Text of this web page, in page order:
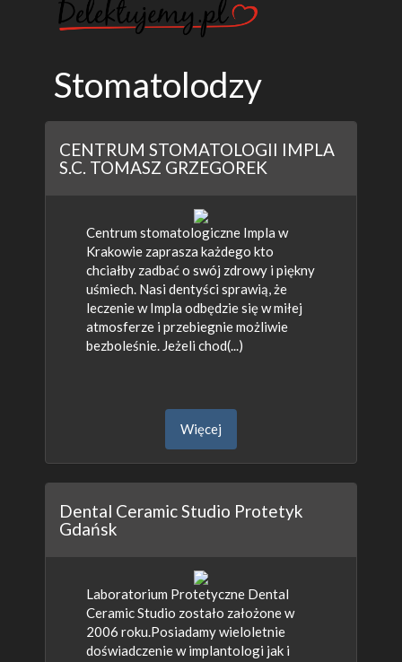
Stomatolodzy
CENTRUM STOMATOLOGII IMPLA
S.C. TOMASZ GRZEGOREK
Centrum stomatologiczne Impla w
Krakowie zaprasza każdego kto
chciałby zadbać o swój zdrowy i piękny
uśmiech. Nasi dentyści sprawią, że
leczenie w Impla odbędzie się w miłej
atmosferze i przebiegnie możliwie
bezboleśnie. Jeżeli chod(...)
Więcej
Dental Ceramic Studio Protetyk
Gdańsk
Laboratorium Protetyczne Dental
Ceramic Studio zostało założone w
2006 roku.Posiadamy wieloletnie
doświadczenie w implantologi jak i